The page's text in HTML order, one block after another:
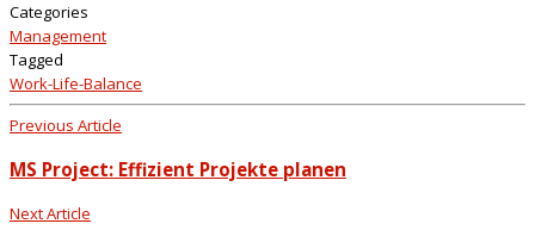
Categories
Management
Tagged
Work-Life-Balance
Previous Article
MS Project: Effizient Projekte planen
Next Article